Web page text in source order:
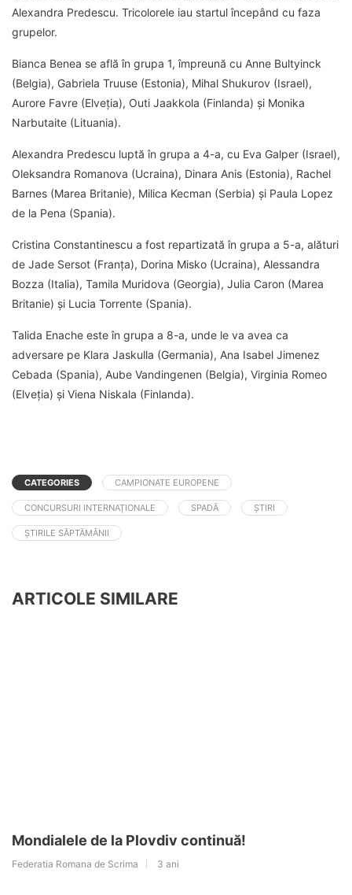
Alexandra Predescu. Tricolorele iau startul începând cu faza
grupelor.
Bianca Benea se află în grupa 1, împreună cu Anne Bultyinck
(Belgia), Gabriela Truuse (Estonia), Mihal Shukurov (Israel),
Aurore Favre (Elveția), Outi Jaakkola (Finlanda) și Monika
Narbutaite (Lituania).
Alexandra Predescu luptă în grupa a 4-a, cu Eva Galper (Israel),
Oleksandra Romanova (Ucraina), Dinara Anis (Estonia), Rachel
Barnes (Marea Britanie), Milica Kecman (Serbia) și Paula Lopez
de la Pena (Spania).
Cristina Constantinescu a fost repartizată în grupa a 5-a, alături
de Jade Sersot (Franța), Dorina Misko (Ucraina), Alessandra
Bozza (Italia), Tamila Muridova (Georgia), Julia Caron (Marea
Britanie) și Lucia Torrente (Spania).
Talida Enache este în grupa a 8-a, unde le va avea ca
adversare pe Klara Jaskulla (Germania), Ana Isabel Jimenez
Cebada (Spania), Aube Vandingenen (Belgia), Virginia Romeo
(Elveția) și Viena Niskala (Finlanda).
CATEGORIES CAMPIONATE EUROPENE
CONCURSURI INTERNAȚIONALE SPADĂ ȘTIRI
ȘTIRILE SĂPTĂMÂNII
ARTICOLE SIMILARE
Mondialele de la Plovdiv continuă!
Federatia Romana de Scrima 3 ani